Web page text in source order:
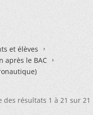
et élèves
après le BAC
des résultats 1 à 21 sur 21